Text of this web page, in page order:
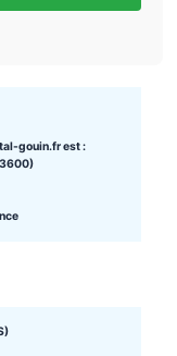
gouin.fr est :